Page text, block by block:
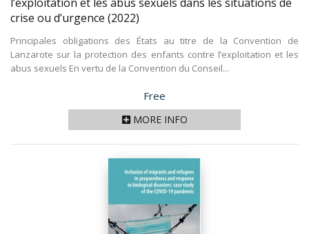
crise ou d’urgence (2022)
Principales obligations des États au titre de la Convention de
Lanzarote sur la protection des enfants contre l’exploitation et les
abus sexuels En vertu de la Convention du Conseil...
Price
Free
MORE INFO